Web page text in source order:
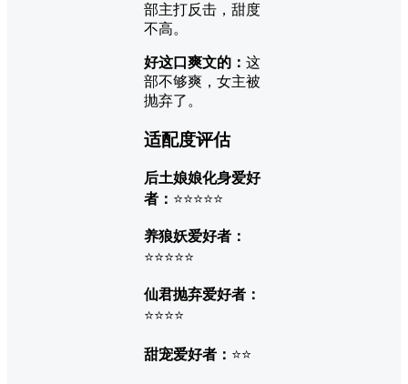
部主打反击，甜度
不高。
好这口爽文的： 这
部不够爽，女主被
抛弃了。
适配度评估
后土娘娘化身爱好
者： ⭐⭐⭐⭐⭐
养狼妖爱好者：
⭐⭐⭐⭐⭐
仙君抛弃爱好者：
⭐⭐⭐⭐
甜宠爱好者： ⭐⭐